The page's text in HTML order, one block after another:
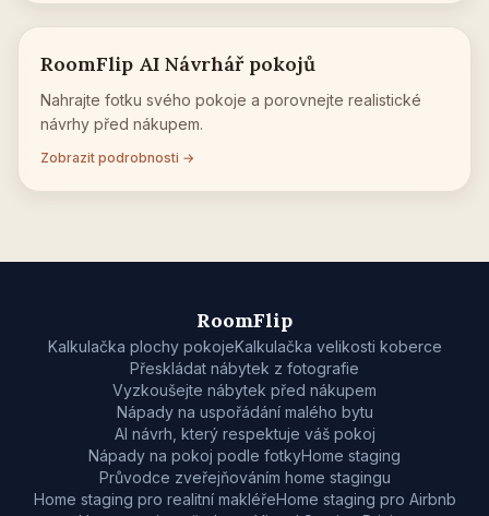
RoomFlip AI Návrhář pokojů
Nahrajte fotku svého pokoje a porovnejte realistické
návrhy před nákupem.
Zobrazit podrobnosti →
RoomFlip
Kalkulačka plochy pokojeKalkulačka velikosti koberce
Přeskládat nábytek z fotografie
Vyzkoušejte nábytek před nákupem
Nápady na uspořádání malého bytu
AI návrh, který respektuje váš pokoj
Nápady na pokoj podle fotkyHome staging
Průvodce zveřejňováním home stagingu
Home staging pro realitní makléřeHome staging pro Airbnb